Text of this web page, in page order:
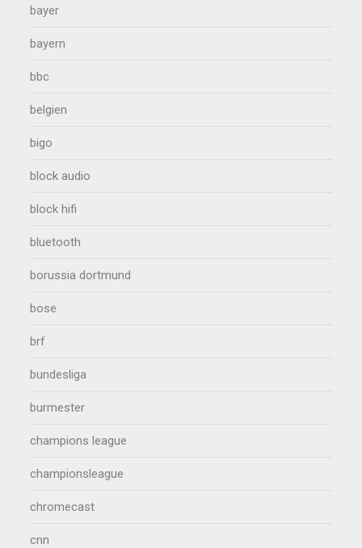
bayer
bayern
bbc
belgien
bigo
block audio
block hifi
bluetooth
borussia dortmund
bose
brf
bundesliga
burmester
champions league
championsleague
chromecast
cnn